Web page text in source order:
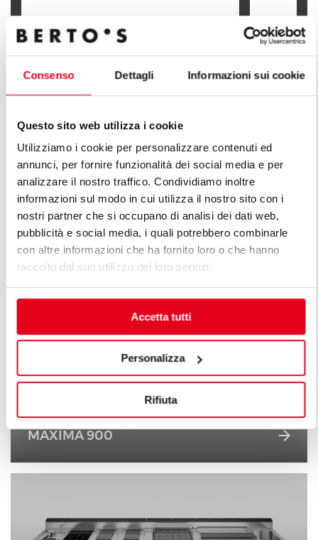
Consenso Dettagli Informazioni sui cookie
Questo sito web utilizza i cookie
Utilizziamo i cookie per personalizzare contenuti ed
annunci, per fornire funzionalità dei social media e per
analizzare il nostro traffico. Condividiamo inoltre
informazioni sul modo in cui utilizza il nostro sito con i
nostri partner che si occupano di analisi dei dati web,
pubblicità e social media, i quali potrebbero combinarle
con altre informazioni che ha fornito loro o che hanno
raccolto dal suo utilizzo dei loro servizi.
Accetta tutti
Personalizza
Rifiuta
100 L ELECTRIC BOILING PAN WITH
INDIRECT HEATING
100 L
INDIRECT
FIND OUT ALL THE LINES OF PLUS
LINE
An infinite series of solutions to respond to market
demands. Versatile kitchens with different production
capacity features.
MAXIMA 900